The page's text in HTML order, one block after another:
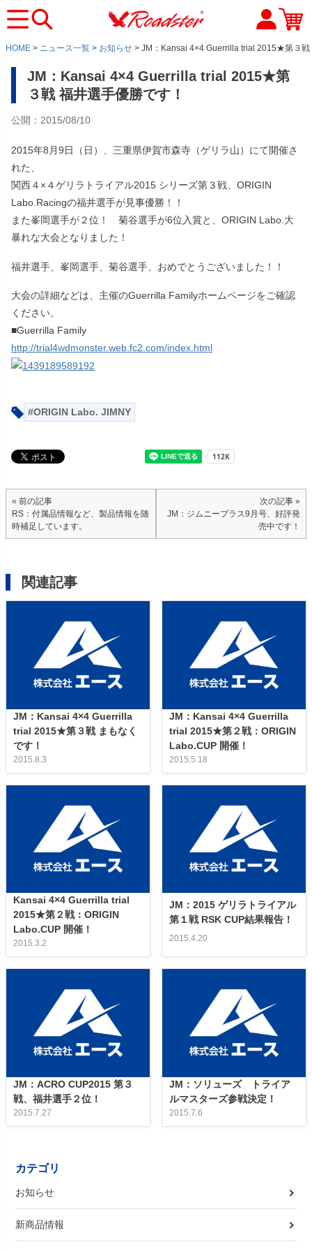
HOME ニュース一覧 お知らせ JM：Kansai 4×4 Guerrilla trial 2015★第３戦
JM：Kansai 4×4 Guerrilla trial 2015★第
３戦 福井選手優勝です！
公開：2015/08/10
2015年8月9日（日）、三重県伊賀市森寺（ゲリラ山）にて開催さ
れた、
関西４×４ゲリラトライアル2015 シリーズ第３戦、ORIGIN
Labo.Racingの福井選手が見事優勝！！
また峯岡選手が２位！ 菊谷選手が6位入賞と、ORIGIN Labo.大
暴れな大会となりました！
福井選手、峯岡選手、菊谷選手、おめでとうございました！！
大会の詳細などは、主催のGuerrilla Familyホームページをご確認
ください。
■Guerrilla Family
http://trial4wdmonster.web.fc2.com/index.html
ORIGIN Labo. JIMNY
« 前の記事
RS：付属品情報など、製品情報を随
時補足しています。
次の記事 »
JM：ジムニープラス9月号、好評発
売中です！
関連記事
JM：Kansai 4×4 Guerrilla
trial 2015★第３戦 まもなく
です！
2015.8.3
JM：Kansai 4×4 Guerrilla
trial 2015★第２戦：ORIGIN
Labo.CUP 開催！
2015.5.18
Kansai 4×4 Guerrilla trial
2015★第２戦：ORIGIN
Labo.CUP 開催！
2015.3.2
JM：2015 ゲリラトライアル
第１戦 RSK CUP結果報告！
2015.4.20
JM：ACRO CUP2015 第３
戦、福井選手２位！
2015.7.27
JM：ソリューズ トライア
ルマスターズ参戦決定！
2015.7.6
カテゴリ
お知らせ
新商品情報